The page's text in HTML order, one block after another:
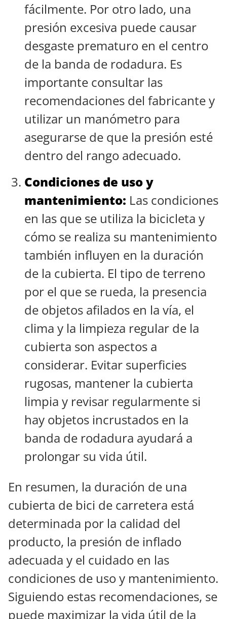
fácilmente. Por otro lado, una
presión excesiva puede causar
desgaste prematuro en el centro
de la banda de rodadura. Es
importante consultar las
recomendaciones del fabricante y
utilizar un manómetro para
asegurarse de que la presión esté
dentro del rango adecuado.
Condiciones de uso y
mantenimiento: Las condiciones
en las que se utiliza la bicicleta y
cómo se realiza su mantenimiento
también influyen en la duración
de la cubierta. El tipo de terreno
por el que se rueda, la presencia
de objetos afilados en la vía, el
clima y la limpieza regular de la
cubierta son aspectos a
considerar. Evitar superficies
rugosas, mantener la cubierta
limpia y revisar regularmente si
hay objetos incrustados en la
banda de rodadura ayudará a
prolongar su vida útil.
En resumen, la duración de una
cubierta de bici de carretera está
determinada por la calidad del
producto, la presión de inflado
adecuada y el cuidado en las
condiciones de uso y mantenimiento.
Siguiendo estas recomendaciones, se
puede maximizar la vida útil de la